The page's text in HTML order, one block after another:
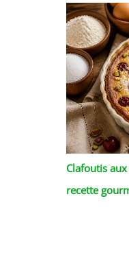
Clafoutis
recette